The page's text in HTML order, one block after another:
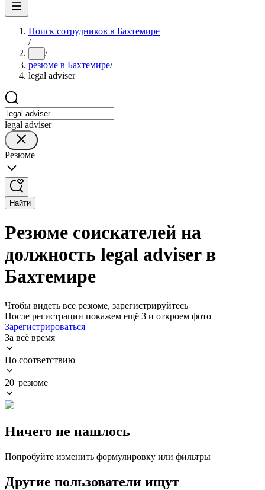
Поиск сотрудников в Бахтемире
/
... /
резюме в Бахтемире/
legal adviser
legal adviser
Резюме
Найти
Резюме соискателей на
должность legal adviser в
Бахтемире
Чтобы видеть все резюме, зарегистрируйтесь
После регистрации покажем ещё 3 и откроем фото
Зарегистрироваться
За всё время
По соответствию
20 резюме
Ничего не нашлось
Попробуйте изменить формулировку или фильтры
Другие пользователи ищут